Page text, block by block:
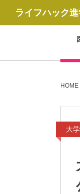
ライフハック
HOME
大